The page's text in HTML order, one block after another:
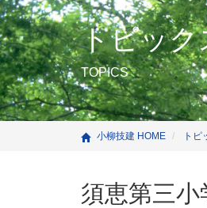
トピック
TOPICS
小柳技建 HOME トピ
須恵第三小